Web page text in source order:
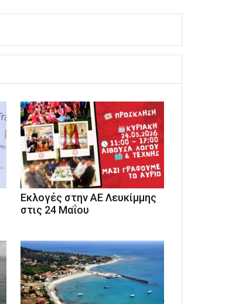
Εκλογές στην ΑΕ Λευκίμμης
στις 24 Μαΐου